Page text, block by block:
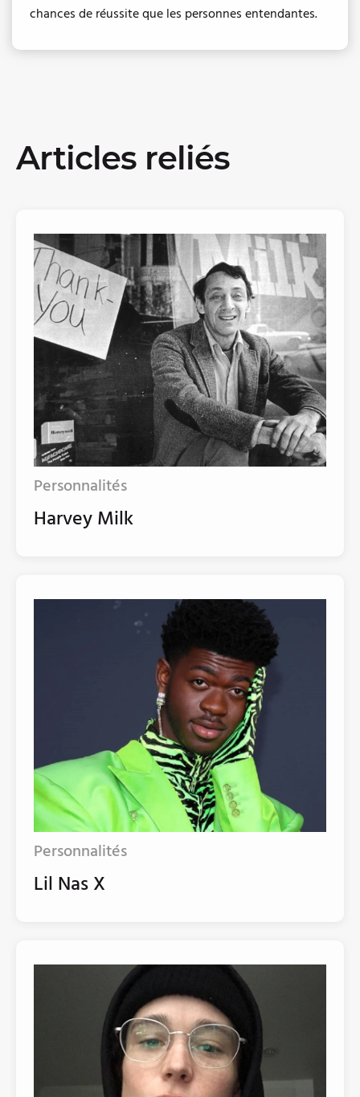
chances de réussite que les personnes entendantes.
Articles reliés
Personnalités
Harvey Milk
Personnalités
Lil Nas X